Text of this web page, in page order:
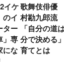
イケ
のイ
ター
」専
にな
歌舞伎俳優
村勘九郎流
「自分の道
分で決める
育てとは